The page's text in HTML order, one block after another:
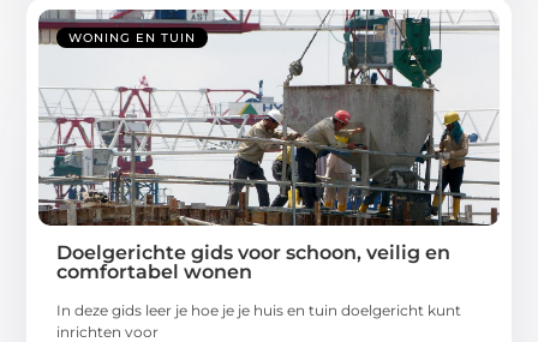
WONING EN TUIN
Doelgerichte gids voor schoon, veilig en
comfortabel wonen
In deze gids leer je hoe je je huis en tuin doelgericht kunt
inrichten voor